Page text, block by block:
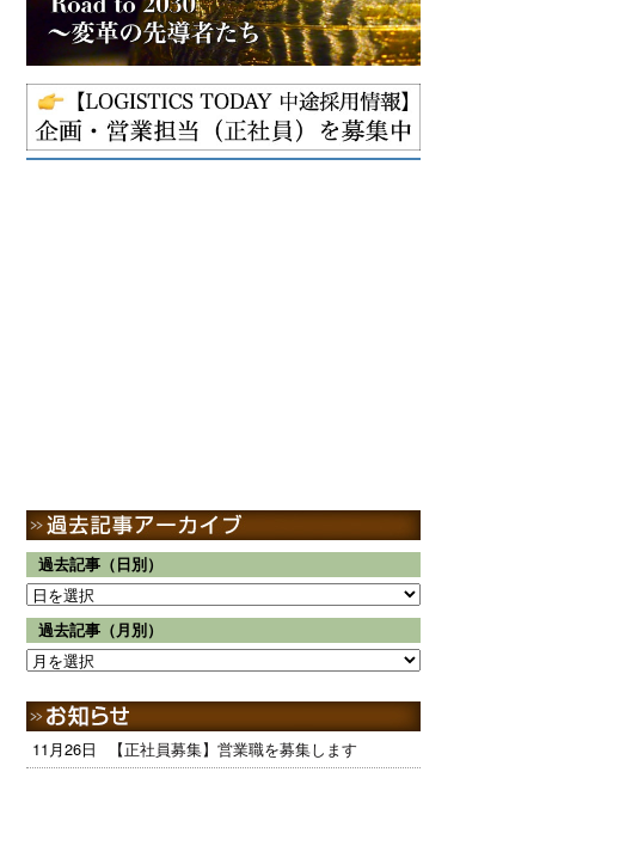
過去記事（日別）
過去記事（月別）
11月26日 【正社員募集】営業職を募集します